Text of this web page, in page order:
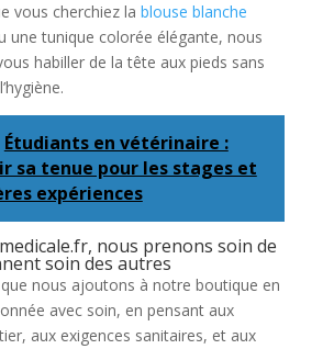
vous cherchiez la blouse blanche
une tunique colorée élégante, nous
habiller de la tête aux pieds sans
Étudiants en vétérinaire :
sa tenue pour les stages et
expériences
nous prenons soin de
soin des autres
nous ajoutons à notre boutique en
avec soin, en pensant aux
aux exigences sanitaires, et aux